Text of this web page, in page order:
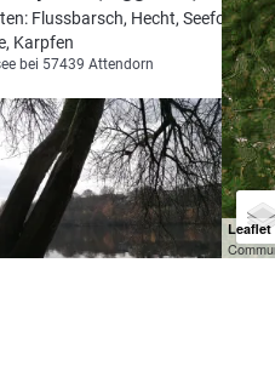
Flussbarsch, Hecht, Seeforelle,
Karpfen
bei 57439 Attendorn
Leaflet